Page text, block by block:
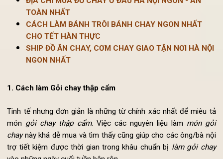
Xem thêm:
ĐỊA CHỈ MUA ĐỒ CHAY Ở ĐÂU HÀ NỘI NGON - AN
TOÀN NHẤT
CÁCH LÀM BÁNH TRÔI BÁNH CHAY NGON NHẤT
CHO TẾT HÀN THỰC
NGON NHẤT
1. Cách làm Gỏi chay thập cẩm
Tinh tế nhưng đơn giản là những từ chính xác nhất để miêu
món
gỏi chay thập cẩm . Việc các nguyên liệu làm
món